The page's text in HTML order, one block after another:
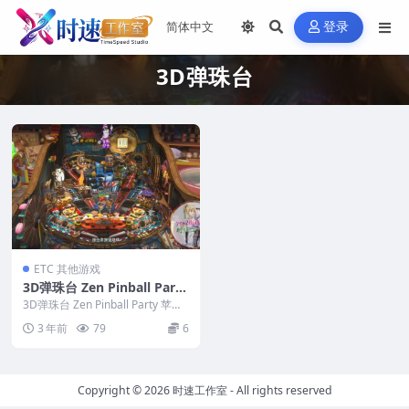
登录
3D弹珠台
ETC 其他游戏
3D弹珠台 Zen Pinball Party
苹果 MAC电脑游戏 原生中文
版
3D弹珠台 Zen Pinball Party 苹果
3 年前 79 6
Copyright © 2026时速工作室- All rights reserved